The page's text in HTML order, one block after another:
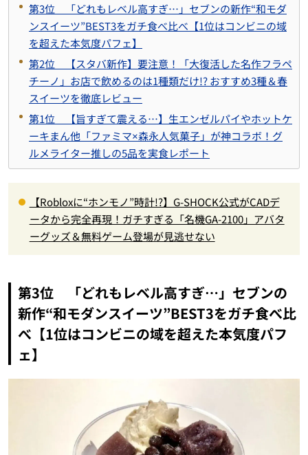
第3位 「どれもレベル高すぎ…」セブンの新作“和モダ
ンスイーツ”BEST3をガチ食べ比べ【1位はコンビニの域
を超えた本気度パフェ】
第2位 【スタバ新作】要注意！「大復活した名作フラペ
チーノ」お店で飲めるのは1種類だけ!? おすすめ3種＆春
スイーツを徹底レビュー
第1位 【旨すぎて震える…】生エンゼルパイやホットケ
ーキまん他「ファミマ×森永人気菓子」が神コラボ！グ
ルメライター推しの5品を実食レポート
【Robloxに“ホンモノ”時計!?】G-SHOCK公式がCADデ
ータから完全再現！ガチすぎる「名機GA-2100」アバタ
ーグッズ＆無料ゲーム登場が見逃せない
第3位 「どれもレベル高すぎ…」セブンの
新作“和モダンスイーツ”BEST3をガチ食べ比
べ【1位はコンビニの域を超えた本気度パフ
ェ】